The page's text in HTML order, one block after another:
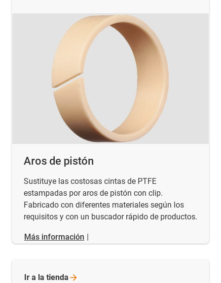
Aros de pistón
Sustituye las costosas cintas de PTFE
estampadas por aros de pistón con clip.
Fabricado con diferentes materiales según los
requisitos y con un buscador rápido de productos.
Más información
Ir a la tienda